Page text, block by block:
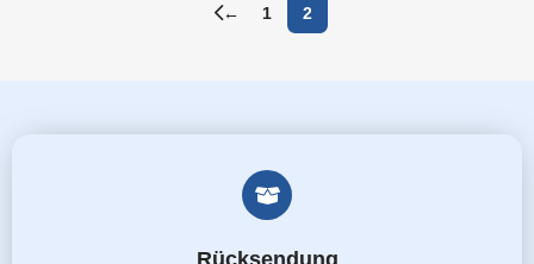
← 1 2